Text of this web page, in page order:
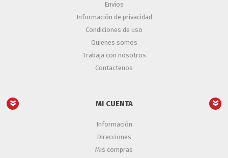
Envíos
Información de privacidad
Condiciones de uso
Quienes somos
Trabaja con nosotros
Contactenos
MI CUENTA
Información
Direcciones
Mis compras